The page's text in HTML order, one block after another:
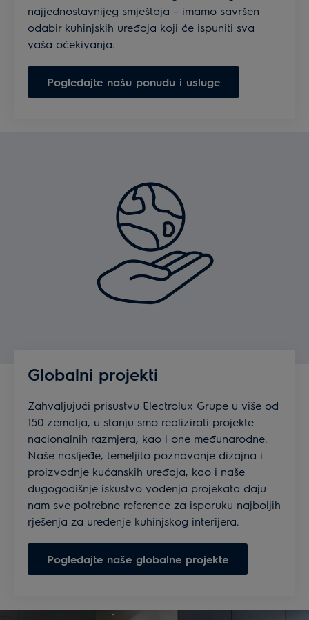
najjednostavnijeg smještaja – imamo savršen
odabir kuhinjskih uređaja koji će ispuniti sva
vaša očekivanja.
Pogledajte našu ponudu i usluge
Globalni projekti
Zahvaljujući prisustvu Electrolux Grupe u više od
150 zemalja, u stanju smo realizirati projekte
nacionalnih razmjera, kao i one međunarodne.
Naše nasljeđe, temeljito poznavanje dizajna i
proizvodnje kućanskih uređaja, kao i naše
dugogodišnje iskustvo vođenja projekata daju
nam sve potrebne reference za isporuku najboljih
rješenja za uređenje kuhinjskog interijera.
Pogledajte naše globalne projekte